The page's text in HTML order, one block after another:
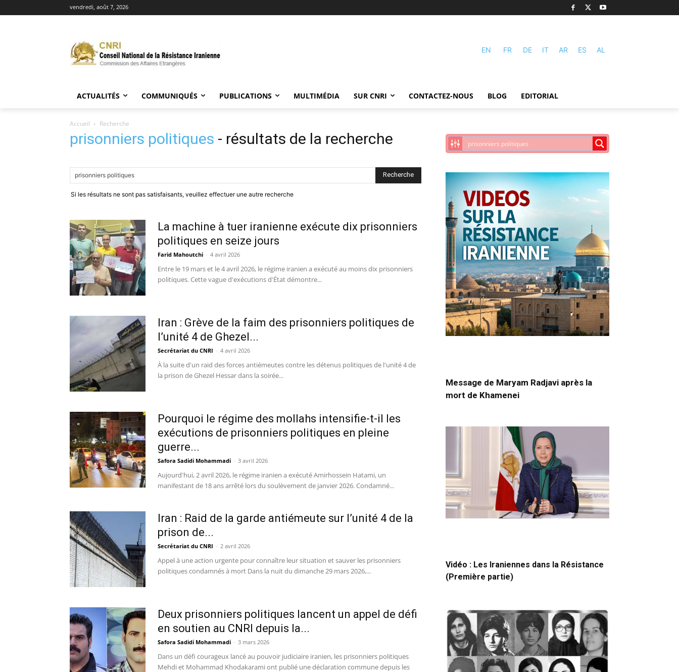
vendredi, août 7, 2026
EN FR DE IT AR ES AL
ACTUALITÉS COMMUNIQUÉS PUBLICATIONS MULTIMÉDIA SUR CNRI CONTACTEZ-NOUS BLOG EDITORIAL
Accueil Recherche
prisonniers politiques - résultats de la recherche
Si les résultats ne sont pas satisfaisants, veuillez effectuer une autre recherche
La machine à tuer iranienne exécute dix prisonniers
politiques en seize jours
Farid Mahoutchi - 4 avril 2026
Entre le 19 mars et le 4 avril 2026, le régime iranien a exécuté au moins dix prisonniers
politiques. Cette vague d'exécutions d'État démontre...
Iran : Grève de la faim des prisonniers politiques de
l’unité 4 de Ghezel...
Secrétariat du CNRI - 4 avril 2026
À la suite d'un raid des forces antiémeutes contre les détenus politiques de l'unité 4 de
la prison de Ghezel Hessar dans la soirée...
Pourquoi le régime des mollahs intensifie-t-il les
exécutions de prisonniers politiques en pleine
guerre...
Safora Sadidi Mohammadi - 3 avril 2026
Aujourd'hui, 2 avril 2026, le régime iranien a exécuté Amirhossein Hatami, un
manifestant de 18 ans arrêté lors du soulèvement de janvier 2026. Condamné...
Iran : Raid de la garde antiémeute sur l’unité 4 de la
prison de...
Secrétariat du CNRI - 2 avril 2026
Appel à une action urgente pour connaître leur situation et sauver les prisonniers
politiques condamnés à mort Dans la nuit du dimanche 29 mars 2026,...
Deux prisonniers politiques lancent un appel de défi
en soutien au CNRI depuis la...
Safora Sadidi Mohammadi - 3 mars 2026
Dans un défi courageux lancé au pouvoir judiciaire iranien, les prisonniers politiques
Mehdi et Mohammad Khodakarami ont publié une déclaration commune depuis les
Message de Maryam Radjavi après la
mort de Khamenei
Vidéo : Les Iraniennes dans la Résistance
(Première partie)